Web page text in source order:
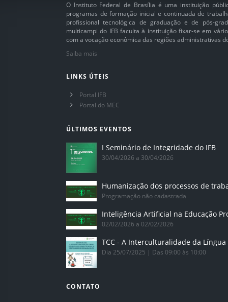
O Instituto Federal de Brasília é uma instituição
programas de formação inicial e continuada de
profissional tecnológica de graduação e de pós-
multicampi do IFB faculta à instituição fixar-se em
com a vocação econômica das regiões administrativas
Saiba mais
LINKS ÚTEIS
Portal IFB
Portal do MEC
ÚLTIMOS EVENTOS
I Seminário de Integridade do IFB
30/04/2026 a 30/04/2026
Humanização dos processos de
Programação não cadastrada
02/02/2026 a 02/02/2026
Dia 25/07/2025 | Das 09:00 às 10:00
CONTATO